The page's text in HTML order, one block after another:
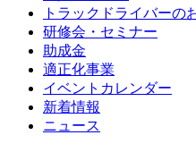
トラックドライバーの
研修会・セミナー
助成金
適正化事業
イベントカレンダー
新着情報
ニュース